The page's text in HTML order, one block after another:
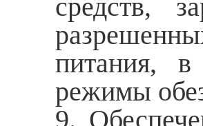
средств,
питания,
режимы
9.